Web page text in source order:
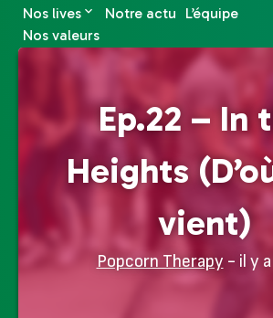
Nos lives
Notre actu
L’équipe
Nos valeurs
Ep.22 – In
Heights
vient)
Popcorn Therapy - il y